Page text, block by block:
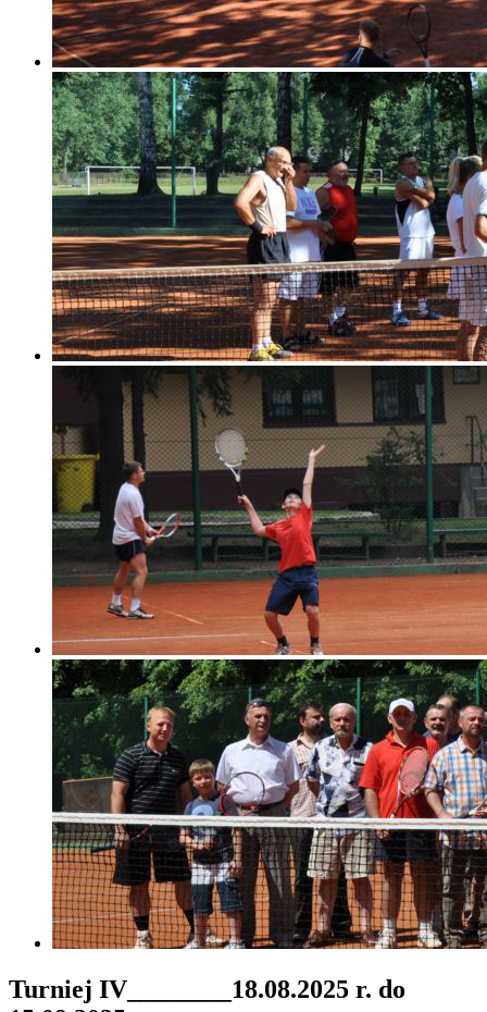
Turniej IV________18.08.2025 r. do